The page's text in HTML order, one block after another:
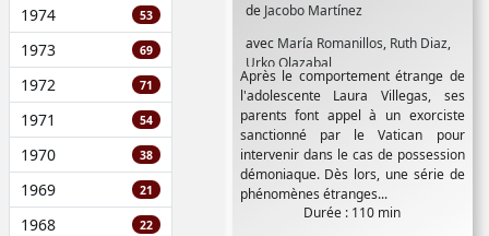
1974 53
1973 69
1972 71
1971 54
1970 38
1969 21
1968 22
de Jacobo Martínez
avec María Romanillos, Ruth Diaz,
Urko Olazabal
Après le comportement étrange de
l'adolescente Laura Villegas, ses
parents font appel à un exorciste
sanctionné par le Vatican pour
intervenir dans le cas de possession
démoniaque. Dès lors, une série de
phénomènes étranges...
Durée : 110 min